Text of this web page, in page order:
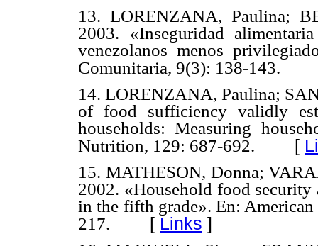
13. LORENZANA, Paulina;
2003. «Inseguridad
venezolanos menos
Comunitaria, 9(3): 138-143.
14. LORENZANA, Paulina;
of food sufficiency validly
households: Measuring
Nutrition, 129: 687-692. [
15. MATHESON, Donna;
2002. «Household food
in the fifth grade». En:
217. [ Links ]